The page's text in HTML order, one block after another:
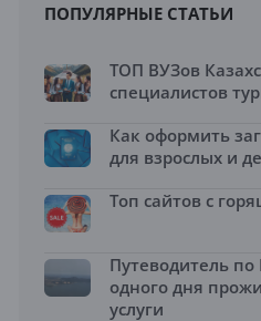
ПОПУЛЯРНЫЕ СТАТЬИ
ТОП ВУЗов
специалистов
Как оформить
для взрослых и
Топ сайтов с
Путеводитель
одного дня
услуги